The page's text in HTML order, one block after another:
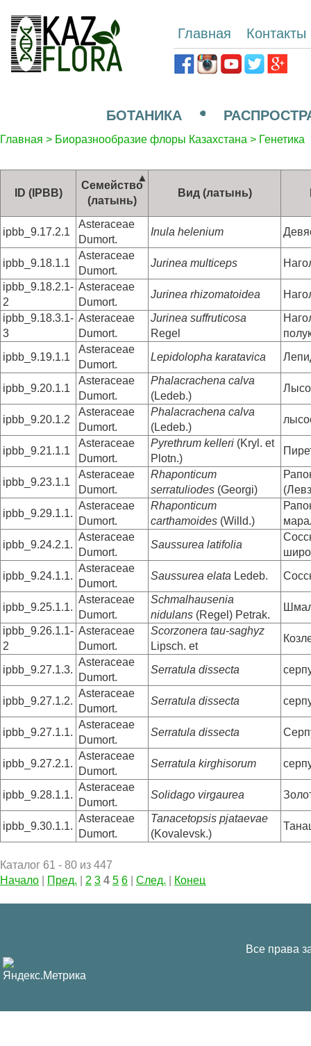
Главная Контакты
БОТАНИКА
Главная > Биоразнообразие флоры Казахстана > Генетика
ID (IPBB)
Семейство
(латынь)
Вид (латынь)
ipbb_9.17.2.1
Asteraceae
Dumort.
Inula helenium
ipbb_9.18.1.1
Asteraceae
Dumort.
Jurinea multiceps
ipbb_9.18.2.1-
2
Asteraceae
Dumort.
Jurinea rhizomatoidea
ipbb_9.18.3.1-
3
Asteraceae
Dumort.
Jurinea suffruticosa
Regel
ipbb_9.19.1.1
Asteraceae
Dumort.
Lepidolopha karatavica
ipbb_9.20.1.1
Asteraceae
Dumort.
Phalacrachena calva
(Ledeb.)
ipbb_9.20.1.2
Asteraceae
Dumort.
Phalacrachena calva
(Ledeb.)
ipbb_9.21.1.1
Asteraceae
Dumort.
Pyrethrum kelleri (Kryl. et
Plotn.)
ipbb_9.23.1.1
Asteraceae
Dumort.
Rhaponticum
serratuliodes (Georgi)
ipbb_9.29.1.1.
Asteraceae
Dumort.
Rhaponticum
carthamoides (Willd.)
ipbb_9.24.2.1.
Asteraceae
Dumort.
Saussurea latifolia
ipbb_9.24.1.1.
Asteraceae
Dumort.
Saussurea elata Ledeb.
ipbb_9.25.1.1.
Asteraceae
Dumort.
Schmalhausenia
nidulans (Regel) Petrak.
ipbb_9.26.1.1-
2
Asteraceae
Dumort.
Scorzonera tau-saghyz
Lipsch. et
ipbb_9.27.1.3.
Asteraceae
Dumort.
Serratula dissecta
ipbb_9.27.1.2.
Asteraceae
Dumort.
Serratula dissecta
ipbb_9.27.1.1.
Asteraceae
Dumort.
Serratula dissecta
ipbb_9.27.2.1.
Asteraceae
Dumort.
Serratula kirghisorum
ipbb_9.28.1.1.
Asteraceae
Dumort.
Solidago virgaurea
ipbb_9.30.1.1.
Asteraceae
Dumort.
Tanacetopsis pjataevae
(Kovalevsk.)
Каталог 61 - 80 из 447
Начало
Пред. 2 3 4 5 6 След. Конец
Все права